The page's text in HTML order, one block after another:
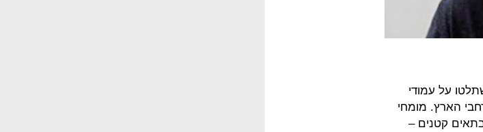
פרצו האקרים לשידורים של ערוץ 2 ו־10, השתלטו על עמודי
רחבי הארץ. מומחי
קטנים –